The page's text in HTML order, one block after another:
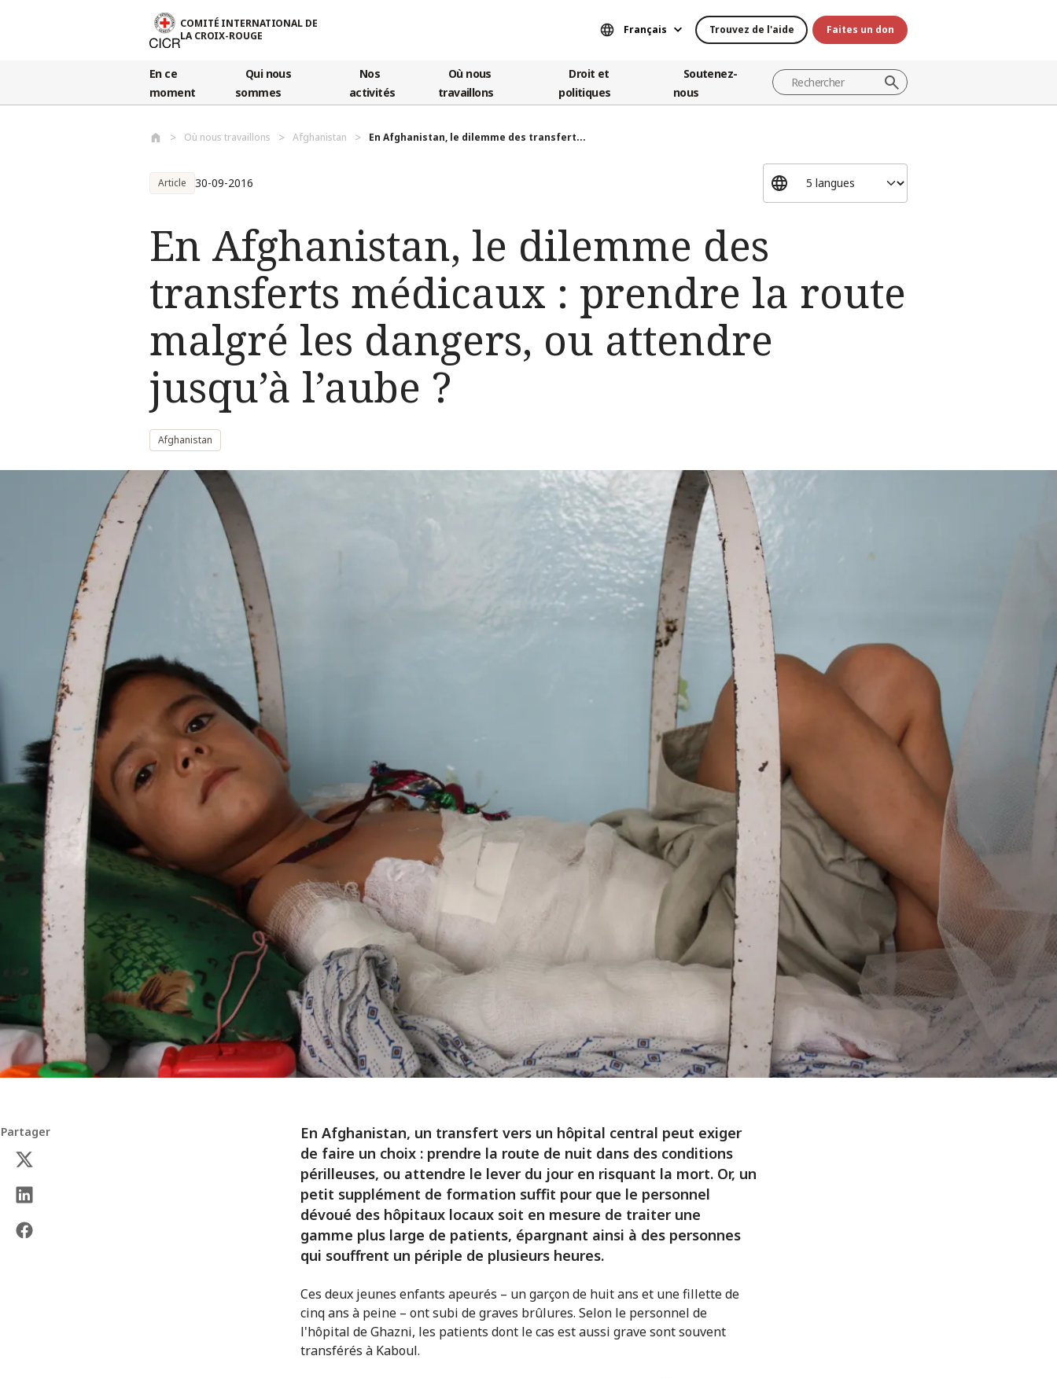
COMITÉ INTERNATIONAL DE
LA CROIX-ROUGE
Français Trouvez de l'aide Faites un don
En ce
moment
Qui nous
sommes
Nos
activités
Où nous
travaillons
Droit et
politiques
Soutenez-
nous
Où nous travaillons Afghanistan En Afghanistan, le dilemme des transfert...
Article 30-09-2016
En Afghanistan, le dilemme des
transferts médicaux : prendre la route
malgré les dangers, ou attendre
jusqu’à l’aube ?
Afghanistan
Partager
En Afghanistan, un transfert vers un hôpital central peut exiger
de faire un choix : prendre la route de nuit dans des conditions
périlleuses, ou attendre le lever du jour en risquant la mort. Or, un
petit supplément de formation suffit pour que le personnel
dévoué des hôpitaux locaux soit en mesure de traiter une
gamme plus large de patients, épargnant ainsi à des personnes
qui souffrent un périple de plusieurs heures.
Ces deux jeunes enfants apeurés – un garçon de huit ans et une fillette de
cinq ans à peine – ont subi de graves brûlures. Selon le personnel de
l'hôpital de Ghazni, les patients dont le cas est aussi grave sont souvent
transférés à Kaboul.